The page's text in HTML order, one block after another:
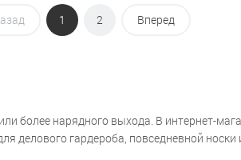
1 2 Вперед
более нарядного выхода. В интернет-
гардероба, повседневной носки